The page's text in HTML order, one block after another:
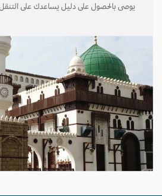
يوصى بالحصول على دليل يساعدك على التنقل